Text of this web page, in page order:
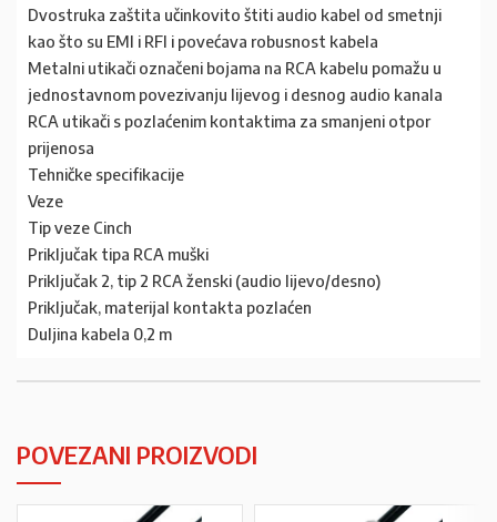
Dvostruka zaštita učinkovito štiti audio kabel od smetnji
kao što su EMI i RFI i povećava robusnost kabela
Metalni utikači označeni bojama na RCA kabelu pomažu u
jednostavnom povezivanju lijevog i desnog audio kanala
RCA utikači s pozlaćenim kontaktima za smanjeni otpor
prijenosa
Tehničke specifikacije
Veze
Tip veze Cinch
Priključak tipa RCA muški
Priključak 2, tip 2 RCA ženski (audio lijevo/desno)
Priključak, materijal kontakta pozlaćen
Duljina kabela 0,2 m
POVEZANI PROIZVODI